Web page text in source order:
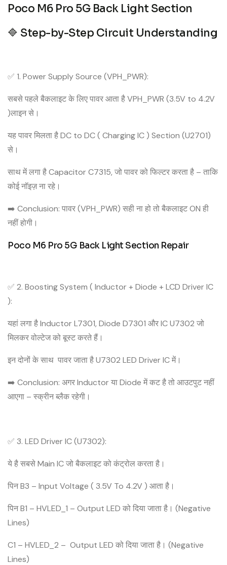
Poco M6 Pro 5G Back Light Section
🔷 Step-by-Step Circuit Understanding
✅ 1. Power Supply Source (VPH_PWR):
सबसे पहले बैकलाइट के लिए पावर आता है VPH_PWR (3.5V to 4.2V
)लाइन से।
यह पावर मिलता है DC to DC ( Charging IC ) Section (U2701)
से।
साथ में लगा है Capacitor C7315, जो पावर को फिल्टर करता है – ताकि
कोई नॉइज़ ना रहे।
➡️ Conclusion: पावर (VPH_PWR) सही ना हो तो बैकलाइट ON ही
नहीं होगी।
Poco M6 Pro 5G Back Light Section Repair
✅ 2. Boosting System ( Inductor + Diode + LCD Driver IC
):
यहां लगा है Inductor L7301, Diode D7301 और IC U7302 जो
मिलकर वोल्टेज को बूस्ट करते हैं।
इन दोनों के साथ पावर जाता है U7302 LED Driver IC में।
➡️ Conclusion: अगर Inductor या Diode में कट है तो आउटपुट नहीं
आएगा – स्क्रीन ब्लैक रहेगी।
✅ 3. LED Driver IC (U7302):
ये है सबसे Main IC जो बैकलाइट को कंट्रोल करता है।
पिन B3 – Input Voltage ( 3.5V To 4.2V ) आता है।
पिन B1 – HVLED_1 – Output LED को दिया जाता है। (Negative
Lines)
C1 – HVLED_2 – Output LED को दिया जाता है। (Negative
Lines)